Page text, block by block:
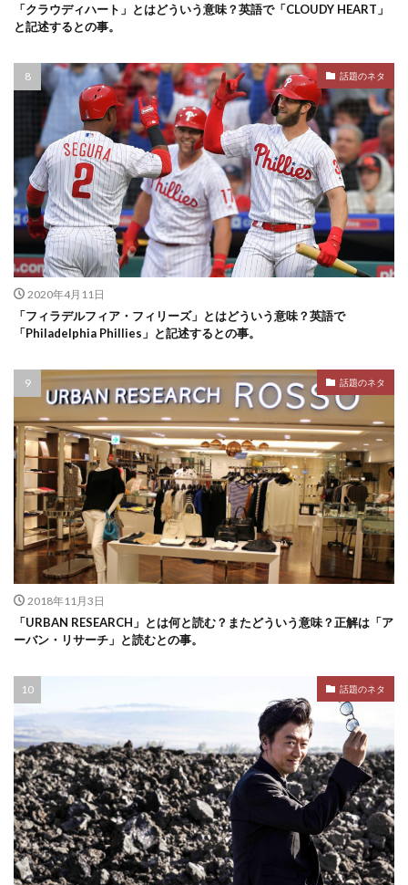
「クラウディハート」とはどういう意味？英語で「CLOUDY HEART」
と記述するとの事。
話題のネタ
2020年4月11日
「フィラデルフィア・フィリーズ」とはどういう意味？英語で
「Philadelphia Phillies」と記述するとの事。
話題のネタ
2018年11月3日
「URBAN RESEARCH」とは何と読む？またどういう意味？正解は「ア
ーバン・リサーチ」と読むとの事。
話題のネタ